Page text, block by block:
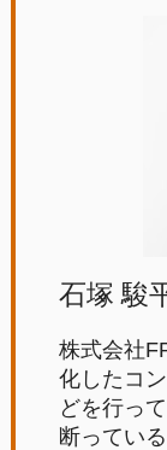
石塚 駿
株式会社
化したコ
どを行っ
断ってい